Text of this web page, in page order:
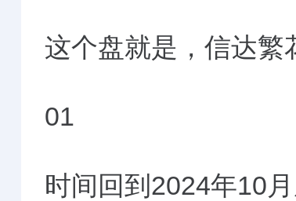
这个盘就是，信达繁
01
时间回到2024年10月